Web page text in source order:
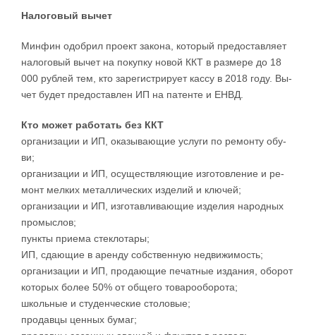
На­ло­го­вый вы­чет
Мин­фин одоб­рил про­ект за­ко­на, ко­то­рый пре­до­став­ля­ет
на­ло­го­вый вы­чет на по­ку­п­ку но­вой ККТ в раз­ме­ре до 18
000 руб­лей тем, кто за­ре­ги­стри­ру­ет кас­су в 2018 го­ду. Вы­
чет бу­дет пре­до­став­лен ИП на па­тен­те и ЕНВД.
Кто мо­жет ра­бо­тать без ККТ
ор­га­ни­за­ции и ИП, ока­зы­ва­ю­щие услу­ги по ре­мон­ту обу­
ви;
ор­га­ни­за­ции и ИП, осу­ще­ств­ля­ю­щие из­го­то­в­ле­ние и ре­
монт мел­ких ме­тал­ли­че­ских из­де­лий и клю­чей­;
ор­га­ни­за­ции и ИП, из­го­тав­ли­ва­ю­щие из­де­лия на­род­ных
про­мыс­ло­в;
­пун­к­ты при­е­ма стек­ло­та­ры­;
ИП, сда­ю­щие в арен­ду соб­ствен­ную не­дви­жи­мо­сть­;
ор­га­ни­за­ции и ИП, про­да­ю­щие пе­чат­ные из­да­ния, обо­рот
ко­то­рых бо­лее 50% от об­ще­го то­ва­ро­о­бо­ро­та;
­школь­ные и сту­ден­че­ские сто­ло­вы­е;
­про­дав­цы цен­ных бу­ма­г;